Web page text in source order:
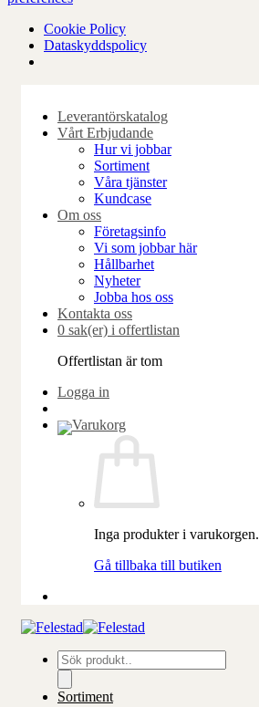
Cookie Policy
Dataskyddspolicy
content
Leverantörskatalog
Vårt Erbjudande
Hur vi jobbar
Sortiment
Våra tjänster
Kundcase
Om oss
Företagsinfo
Vi som jobbar här
Hållbarhet
Nyheter
Jobba hos oss
Kontakta oss
0 sak(er) i offertlistan
Offertlistan är tom
Logga in
Inga produkter i varukorgen.
Gå tillbaka till butiken
Produktsökning
Sortiment